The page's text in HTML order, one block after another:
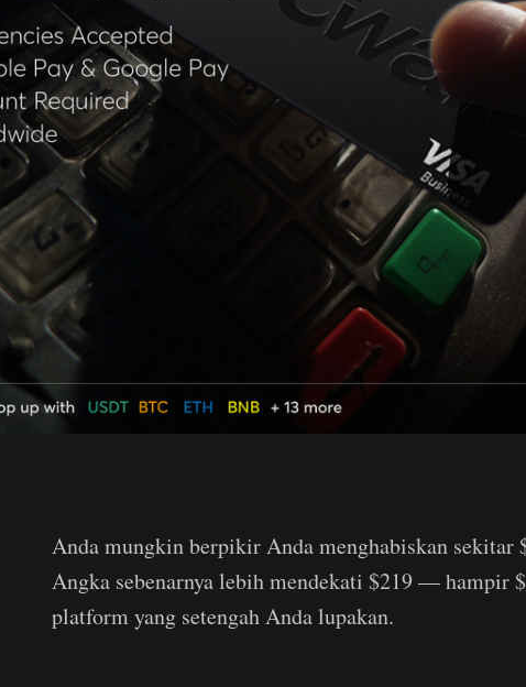
Anda mungkin berpikir Anda menghabiskan sekitar
Angka sebenarnya lebih mendekati $219 — hampir
platform yang setengah Anda lupakan.